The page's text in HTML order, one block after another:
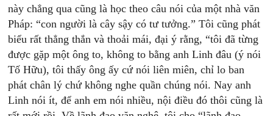
này chẳng qua cũng là học theo câu nói của một nhà văn
Pháp: “con người là cây sậy có tư tưởng.” Tôi cũng phát
biểu rất thẳng thắn và thoải mái, đại ý rằng, “tôi đã từng
được gặp một ông to, không to bằng anh Linh đâu (ý nói
Tố Hữu), tôi thấy ông ấy cứ nói liên miên, chỉ lo ban
phát chân lý chứ không nghe quần chúng nói. Nay anh
Linh nói ít, để anh em nói nhiều, nội điều đó thôi cũng là